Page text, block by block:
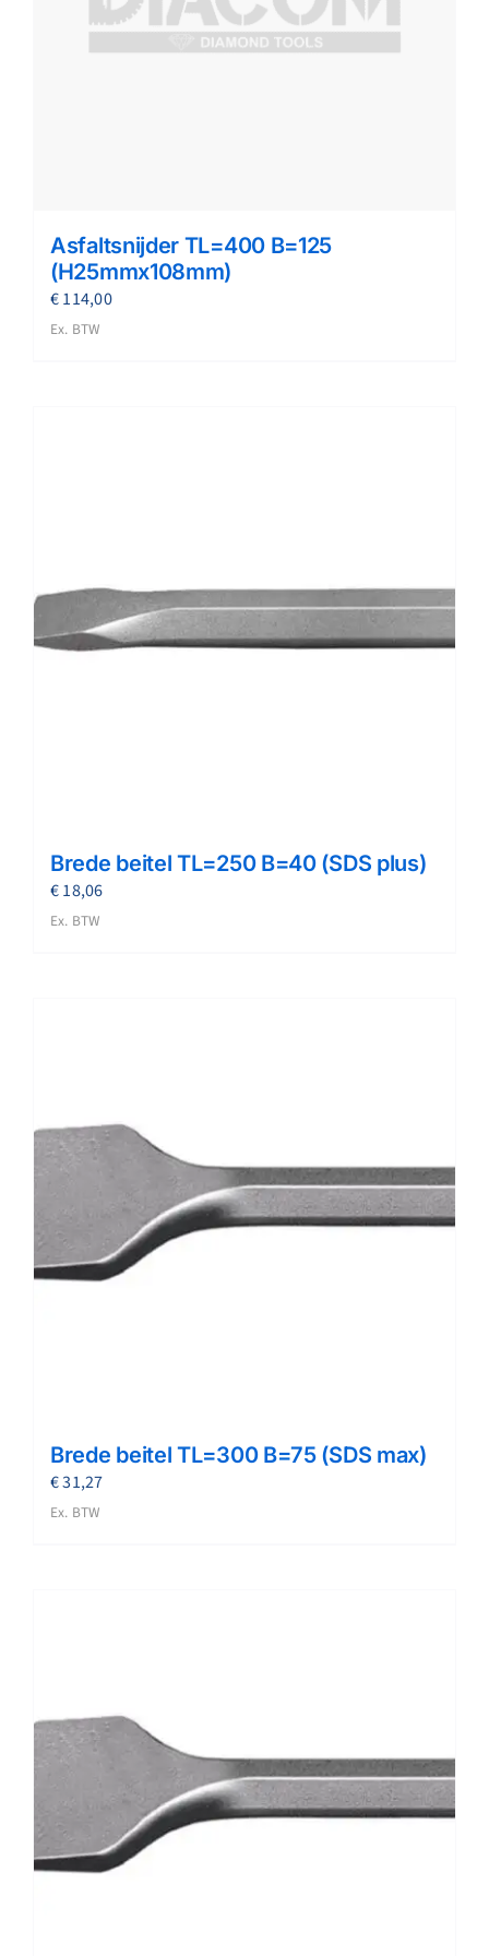
Asfaltsnijder TL=400 B=125
(H25mmx108mm)
€114,00
Ex. BTW
Brede beitel TL=250 B=40 (SDS plus)
€18,06
Ex. BTW
Brede beitel TL=300 B=75 (SDS max)
€31,27
Ex. BTW